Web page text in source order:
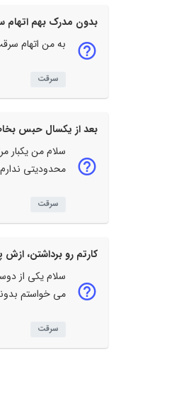
بدون مدرک بهم اتهام
به من اتهام
سرقت
بعد از یکسال حبس
سلام من یکبار
محدودیتی
سرقت
کارتم رو برداشتن،
سلام یکی از
می خواستم
سرقت